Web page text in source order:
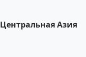
Центральная Азия